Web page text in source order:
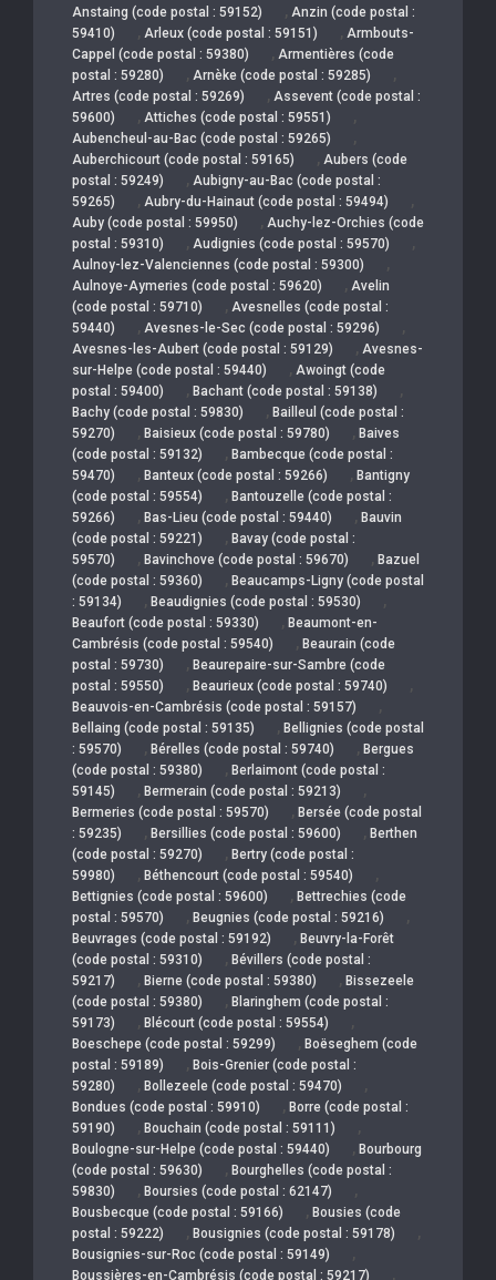
Anstaing (code postal : 59152) , Anzin (code postal :
59410)
, Arleux (code postal : 59151) , Armbouts-
Cappel (code postal : 59380)
, Armentières (code
postal : 59280)
, Arnèke (code postal : 59285) ,
Artres (code postal : 59269) , Assevent (code postal :
59600)
, Attiches (code postal : 59551) ,
Aubencheul-au-Bac (code postal : 59265) ,
Auberchicourt (code postal : 59165) , Aubers (code
postal : 59249)
, Aubigny-au-Bac (code postal :
59265)
, Aubry-du-Hainaut (code postal : 59494) ,
Auby (code postal : 59950) , Auchy-lez-Orchies (code
postal : 59310)
, Audignies (code postal : 59570) ,
Aulnoy-lez-Valenciennes (code postal : 59300) ,
Aulnoye-Aymeries (code postal : 59620) , Avelin
(code postal : 59710)
, Avesnelles (code postal :
59440)
, Avesnes-le-Sec (code postal : 59296) ,
Avesnes-les-Aubert (code postal : 59129) , Avesnes-
sur-Helpe (code postal : 59440)
, Awoingt (code
postal : 59400)
, Bachant (code postal : 59138) ,
Bachy (code postal : 59830) , Bailleul (code postal :
59270)
, Baisieux (code postal : 59780) , Baives
(code postal : 59132)
, Bambecque (code postal :
59470)
, Banteux (code postal : 59266) , Bantigny
(code postal : 59554)
, Bantouzelle (code postal :
59266)
, Bas-Lieu (code postal : 59440) , Bauvin
(code postal : 59221)
, Bavay (code postal :
59570)
, Bavinchove (code postal : 59670) , Bazuel
(code postal : 59360)
, Beaucamps-Ligny (code postal
: 59134)
, Beaudignies (code postal : 59530) ,
Beaufort (code postal : 59330) , Beaumont-en-
Cambrésis (code postal : 59540)
, Beaurain (code
postal : 59730)
, Beaurepaire-sur-Sambre (code
postal : 59550)
, Beaurieux (code postal : 59740) ,
Beauvois-en-Cambrésis (code postal : 59157) ,
Bellaing (code postal : 59135) , Bellignies (code postal
: 59570)
, Bérelles (code postal : 59740) , Bergues
(code postal : 59380)
, Berlaimont (code postal :
59145)
, Bermerain (code postal : 59213) ,
Bermeries (code postal : 59570) , Bersée (code postal
: 59235)
, Bersillies (code postal : 59600) , Berthen
(code postal : 59270)
, Bertry (code postal :
59980)
, Béthencourt (code postal : 59540) ,
Bettignies (code postal : 59600) , Bettrechies (code
postal : 59570)
, Beugnies (code postal : 59216) ,
Beuvrages (code postal : 59192) , Beuvry-la-Forêt
(code postal : 59310)
, Bévillers (code postal :
59217)
, Bierne (code postal : 59380) , Bissezeele
(code postal : 59380)
, Blaringhem (code postal :
59173)
, Blécourt (code postal : 59554) ,
Boeschepe (code postal : 59299) , Boëseghem (code
postal : 59189)
, Bois-Grenier (code postal :
59280)
, Bollezeele (code postal : 59470) ,
Bondues (code postal : 59910) , Borre (code postal :
59190)
, Bouchain (code postal : 59111) ,
Boulogne-sur-Helpe (code postal : 59440) , Bourbourg
(code postal : 59630)
, Bourghelles (code postal :
59830)
, Boursies (code postal : 62147) ,
Bousbecque (code postal : 59166) , Bousies (code
postal : 59222)
, Bousignies (code postal : 59178) ,
Bousignies-sur-Roc (code postal : 59149) ,
Boussières-en-Cambrésis (code postal : 59217) ,